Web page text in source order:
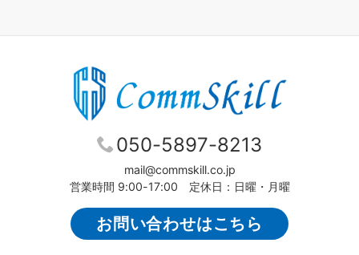
050-5897-8213
mail@commskill.co.jp
営業時間 9:00-17:00 定休日：日曜・月曜
お問い合わせはこちら